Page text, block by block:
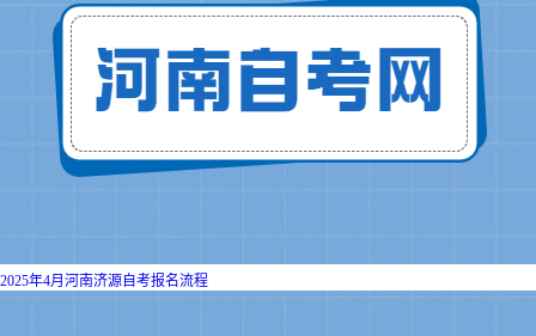
2025年4月河南济源自考报名流程